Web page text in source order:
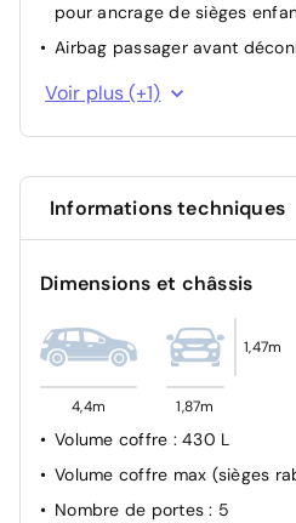
pour ancrage de sièges
Airbag passager avant
Verrouillage automatique des
Voir plus (+1)
Informations techniques
Dimensions et châssis
4,4m 1,87m
1,47m
Volume coffre : 430 L
Volume coffre max (sièges
Nombre de portes: 5